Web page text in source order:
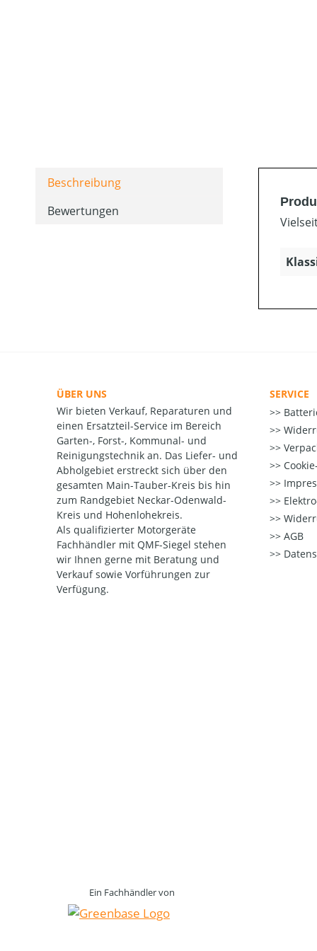
Beschreibung
Bewertungen
ÜBER UNS
Wir bieten Verkauf, Reparaturen und
einen Ersatzteil-Service im Bereich
Garten-, Forst-, Kommunal- und
Reinigungstechnik an. Das Liefer- und
Abholgebiet erstreckt sich über den
gesamten Main-Tauber-Kreis bis hin
zum Randgebiet Neckar-Odenwald-
Kreis und Hohenlohekreis.
Als qualifizierter Motorgeräte
Fachhändler mit QMF-Siegel stehen
wir Ihnen gerne mit Beratung und
Verkauf sowie Vorführungen zur
Verfügung.
SERVICE
AGB
Ein Fachhändler von